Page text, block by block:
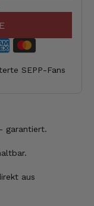
SEPP-Fans
garantiert.
aus